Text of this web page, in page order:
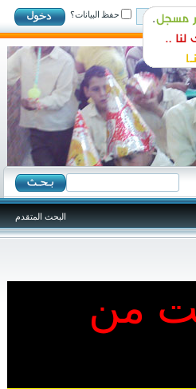
حفظ البيانات؟
البحث المتقدم
من